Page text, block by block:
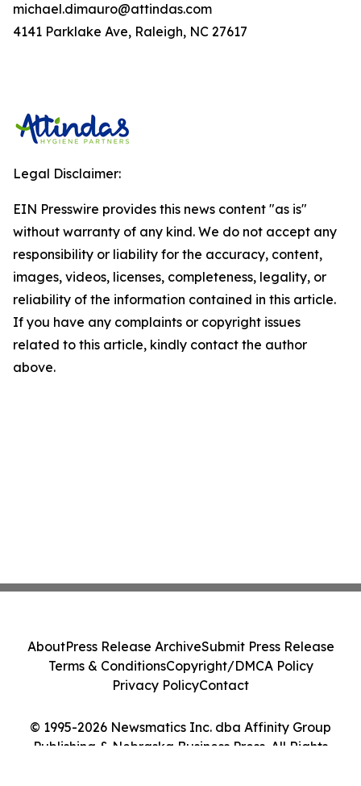
michael.dimauro@attindas.com
4141 Parklake Ave, Raleigh, NC 27617
Legal Disclaimer:
EIN Presswire provides this news content "as is"
without warranty of any kind. We do not accept any
responsibility or liability for the accuracy, content,
images, videos, licenses, completeness, legality, or
reliability of the information contained in this article.
If you have any complaints or copyright issues
related to this article, kindly contact the author
above.
© 1995-2026 Newsmatics Inc. dba Affinity Group
Publishing & Nebraska Business Press. All Rights
AboutPress Release ArchiveSubmit Press Release
Terms & ConditionsCopyright/DMCA Policy
Privacy PolicyContact